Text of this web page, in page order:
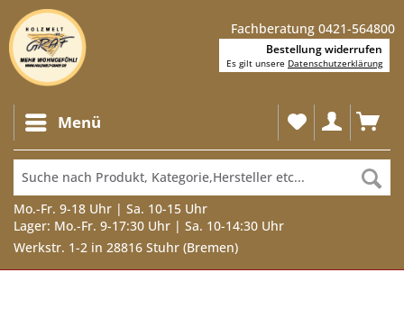
Fachberatung 0421-564800
Menü
Mo.-Fr. 9-18 Uhr | Sa. 10-15 Uhr
Lager: Mo.-Fr. 9-17:30 Uhr | Sa. 10-14:30 Uhr
Werkstr. 1-2 in 28816 Stuhr (Bremen)
Bestellung widerrufen
Es gilt unsere Datenschutzerklärung